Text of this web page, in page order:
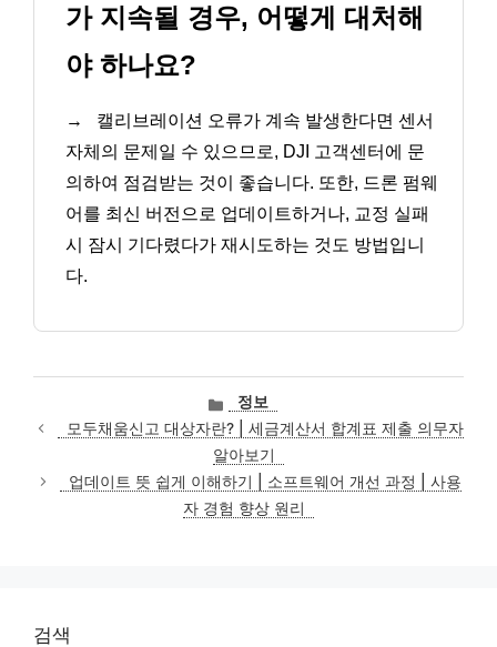
가 지속될 경우, 어떻게 대처해
야 하나요?
→
캘리브레이션 오류가 계속 발생한다면 센서
자체의 문제일 수 있으므로, DJI 고객센터에 문
의하여 점검받는 것이 좋습니다. 또한, 드론 펌웨
어를 최신 버전으로 업데이트하거나, 교정 실패
시 잠시 기다렸다가 재시도하는 것도 방법입니
다.
카
테
고
리
정보
모두채움신고 대상자란? | 세금계산서 합계표 제출 의무자
알아보기
업데이트 뜻 쉽게 이해하기 | 소프트웨어 개선 과정 | 사용
자 경험 향상 원리
검색